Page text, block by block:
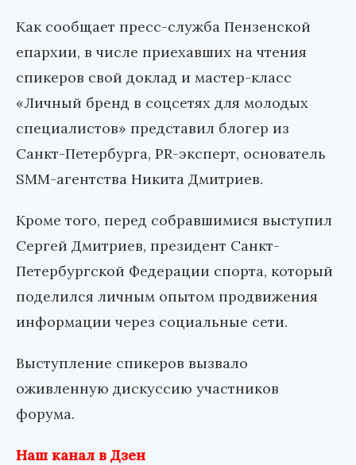
Как сообщает пресс-служба Пензенской
епархии, в числе приехавших на чтения
спикеров свой доклад и мастер-класс
«Личный бренд в соцсетях для молодых
специалистов» представил блогер из
Санкт-Петербурга, PR-эксперт, основатель
SMM-агентства Никита Дмитриев.
Кроме того, перед собравшимися выступил
Сергей Дмитриев, президент Санкт-
Петербургской Федерации спорта, который
поделился личным опытом продвижения
информации через социальные сети.
Выступление спикеров вызвало
оживленную дискуссию участников
форума.
Наш канал в Дзен